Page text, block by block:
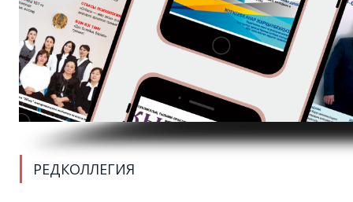
РЕДКОЛЛЕГИЯ